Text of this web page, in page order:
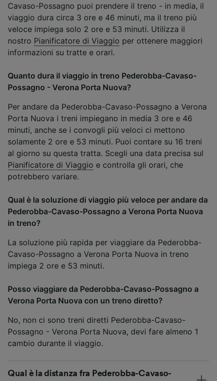
Cavaso-Possagno puoi prendere il treno - in media, il
viaggio dura circa 3 ore e 46 minuti, ma il treno più
veloce impiega solo 2 ore e 53 minuti. Utilizza il
nostro Pianificatore di Viaggio per ottenere maggiori
informazioni su tratte e orari.
Quanto dura il viaggio in treno Pederobba-Cavaso-
Possagno - Verona Porta Nuova?
Per andare da Pederobba-Cavaso-Possagno a Verona
Porta Nuova i treni impiegano in media 3 ore e 46
minuti, anche se i convogli più veloci ci mettono
solamente 2 ore e 53 minuti. Puoi contare su 16 treni
al giorno su questa tratta. Scegli una data precisa sul
Pianificatore di Viaggio e controlla gli orari, che
potrebbero variare.
Qual è la soluzione di viaggio più veloce per andare da
Pederobba-Cavaso-Possagno a Verona Porta Nuova
in treno?
La soluzione più rapida per viaggiare da Pederobba-
Cavaso-Possagno a Verona Porta Nuova in treno
impiega 2 ore e 53 minuti.
Posso viaggiare da Pederobba-Cavaso-Possagno a
Verona Porta Nuova con un treno diretto?
No, non ci sono treni diretti Pederobba-Cavaso-
Possagno - Verona Porta Nuova, devi fare almeno 1
cambio durante il viaggio.
Qual è la distanza fra Pederobba-Cavaso-